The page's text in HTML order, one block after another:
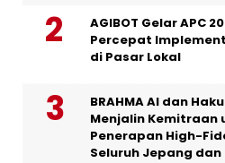
AGIBOT Gelar APC
Percepat
di Pasar Lokal
BRAHMA AI dan
Menjalin Kemitraan
Penerapan High-
Seluruh Jepang